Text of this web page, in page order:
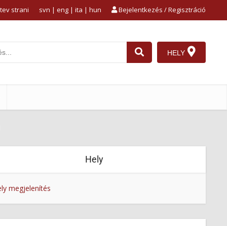
strani Bejelentkezés / Regisztráció
svn | eng | ita | hun
HELY
Hely
megjelenítés